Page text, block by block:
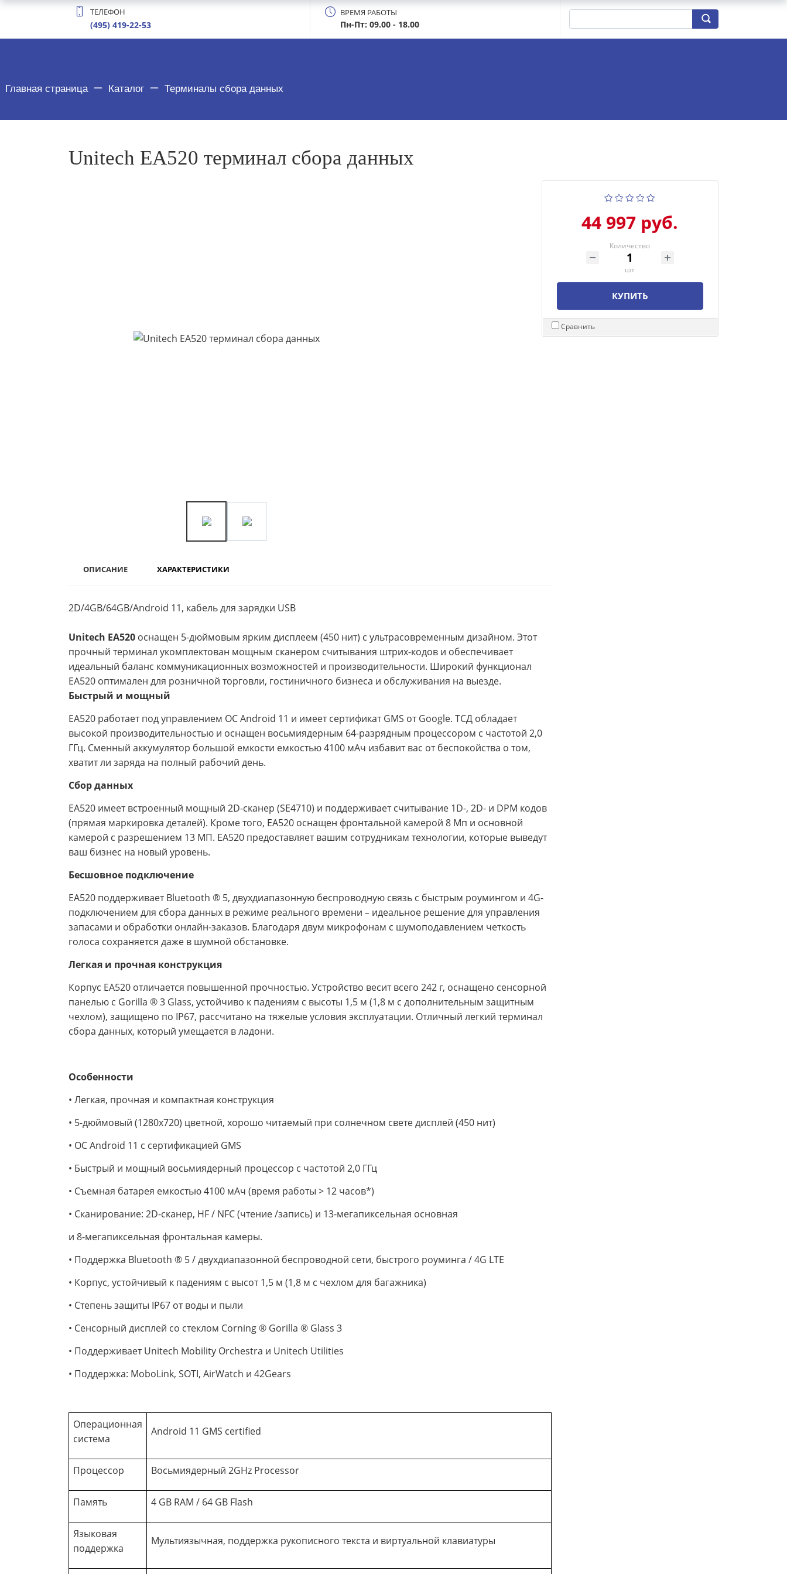
ТЕЛЕФОН
(495) 419-22-53
ВРЕМЯ РАБОТЫ
Пн-Пт: 09.00 - 18.00
Главная страница Каталог Терминалы сбора данных
Unitech EA520 терминал сбора данных
44 997 руб.
Количество
шт
КУПИТЬ
Сравнить
ОПИСАНИЕ ХАРАКТЕРИСТИКИ
2D/4GB/64GB/Android 11, кабель для зарядки USB
Unitech EA520 оснащен 5-дюймовым ярким дисплеем (450 нит) с ультрасовременным дизайном. Этот
прочный терминал укомплектован мощным сканером считывания штрих-кодов и обеспечивает
идеальный баланс коммуникационных возможностей и производительности. Широкий функционал
EA520 оптимален для розничной торговли, гостиничного бизнеса и обслуживания на выезде.
Быстрый и мощный
EA520 работает под управлением ОС Android 11 и имеет сертификат GMS от Google. ТСД обладает
высокой производительностью и оснащен восьмиядерным 64-разрядным процессором с частотой 2,0
ГГц. Сменный аккумулятор большой емкости емкостью 4100 мАч избавит вас от беспокойства о том,
хватит ли заряда на полный рабочий день.
Сбор данных
EA520 имеет встроенный мощный 2D-сканер (SE4710) и поддерживает считывание 1D-, 2D- и DPM кодов
(прямая маркировка деталей). Кроме того, EA520 оснащен фронтальной камерой 8 Мп и основной
камерой с разрешением 13 МП. EA520 предоставляет вашим сотрудникам технологии, которые выведут
ваш бизнес на новый уровень.
Бесшовное подключение
EA520 поддерживает Bluetooth ® 5, двухдиапазонную беспроводную связь с быстрым роумингом и 4G-
подключением для сбора данных в режиме реального времени – идеальное решение для управления
запасами и обработки онлайн-заказов. Благодаря двум микрофонам с шумоподавлением четкость
голоса сохраняется даже в шумной обстановке.
Легкая и прочная конструкция
Корпус EA520 отличается повышенной прочностью. Устройство весит всего 242 г, оснащено сенсорной
панелью с Gorilla ® 3 Glass, устойчиво к падениям с высоты 1,5 м (1,8 м с дополнительным защитным
чехлом), защищено по IP67, рассчитано на тяжелые условия эксплуатации. Отличный легкий терминал
сбора данных, который умещается в ладони.
Особенности
• Легкая, прочная и компактная конструкция
• 5-дюймовый (1280х720) цветной, хорошо читаемый при солнечном свете дисплей (450 нит)
• ОС Android 11 с сертификацией GMS
• Быстрый и мощный восьмиядерный процессор с частотой 2,0 ГГц
• Съемная батарея емкостью 4100 мАч (время работы > 12 часов*)
• Сканирование: 2D-сканер, HF / NFC (чтение /запись) и 13-мегапиксельная основная
и 8-мегапиксельная фронтальная камеры.
• Поддержка Bluetooth ® 5 / двухдиапазонной беспроводной сети, быстрого роуминга / 4G LTE
• Корпус, устойчивый к падениям с высот 1,5 м (1,8 м с чехлом для багажника)
• Степень защиты IP67 от воды и пыли
• Сенсорный дисплей со стеклом Corning ® Gorilla ® Glass 3
• Поддерживает Unitech Mobility Orchestra и Unitech Utilities
• Поддержка: MoboLink, SOTI, AirWatch и 42Gears
Операционная
система
Android 11 GMS certified
Процессор Восьмиядерный 2GHz Processor
Память 4 GB RAM / 64 GB Flash
Языковая
поддержка
Мультиязычная, поддержка рукописного текста и виртуальной клавиатуры